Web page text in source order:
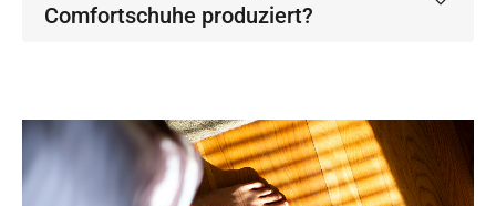
Comfortschuhe produziert?